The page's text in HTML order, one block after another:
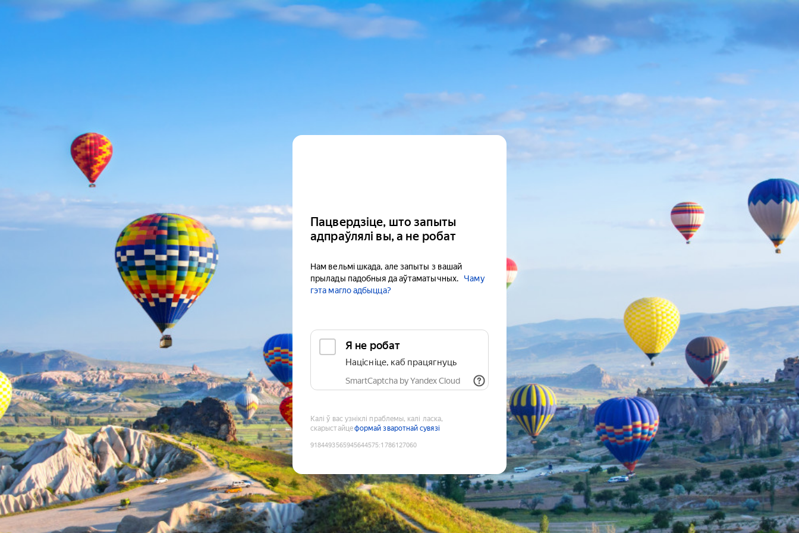
Пацвердзіце, што запыты
адпраўлялі вы, а не робат
Нам вельмі шкада, але запыты з вашай
прылады падобныя да аўтаматычных.
Чаму
гэта магло адбыцца?
Я не робат
Націсніце, каб працягнуць
SmartCaptcha by Yandex Cloud
Калі ў вас узніклі праблемы, калі ласка,
скарыстайцеформай зваротнай сувязі
9184493565945644575:1786127060